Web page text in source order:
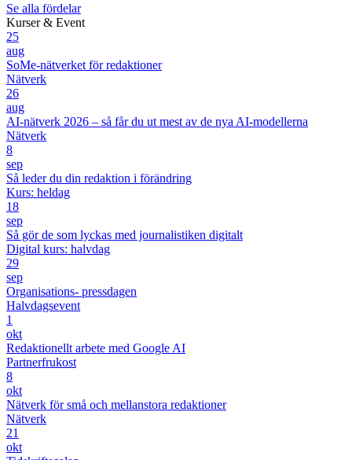
Se alla fördelar
Kurser & Event
25
aug
SoMe-nätverket för redaktioner
Nätverk
26
aug
AI-nätverk 2026 – så får du ut mest av de nya AI-modellerna
Nätverk
8
sep
Så leder du din redaktion i förändring
Kurs: heldag
18
sep
Så gör de som lyckas med journalistiken digitalt
Digital kurs: halvdag
29
sep
Organisations- pressdagen
Halvdagsevent
1
okt
Redaktionellt arbete med Google AI
Partnerfrukost
8
okt
Nätverk för små och mellanstora redaktioner
Nätverk
21
okt